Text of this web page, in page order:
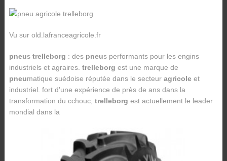
Vu sur old.lafranceagricole.fr
pneus trelleborg : des pneus performants pour les engins
industriels et agraires. trelleborg est une marque de
pneumatique suédoise réputée dans le secteur agricoleet
industriel. fort d'une expérience de près de ans dans la
transformation du cchouc, trelleborg est actuellement le leader
mondial dans la